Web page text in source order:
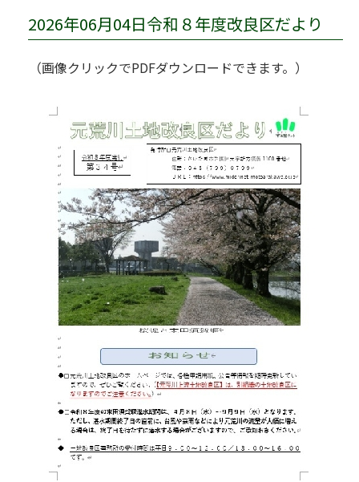
2026年06月04日令和８年度改良区だより
（画像クリックでPDFダウンロードできます。）